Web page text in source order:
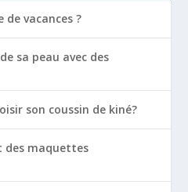
de vacances ?
sa peau avec des
son coussin de kiné?
des maquettes